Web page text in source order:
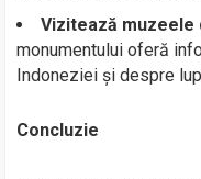
Vizitează muzeele
monumentului oferă
Indoneziei și despre
Concluzie